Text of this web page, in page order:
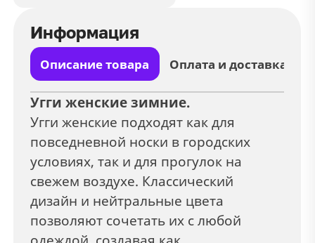
Информация
Описание товара Оплата и доставка
Угги женские зимние.
Угги женские подходят как для
повседневной носки в городских
условиях, так и для прогулок на
свежем воздухе. Классический
дизайн и нейтральные цвета
позволяют сочетать их с любой